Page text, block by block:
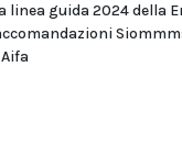
linea guida 2024 della